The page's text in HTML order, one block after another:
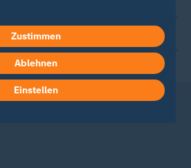
widerrufen oder ändern.
Impressum.
findest du in unserer
Zustimmen
Ablehnen
Einstellen